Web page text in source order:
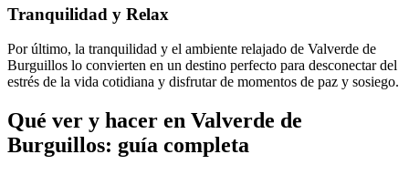
Tranquilidad y Relax
Por último, la tranquilidad y el ambiente relajado de Valverde de
Burguillos lo convierten en un destino perfecto para desconectar del
estrés de la vida cotidiana y disfrutar de momentos de paz y sosiego.
Qué ver y hacer en Valverde de
Burguillos: guía completa